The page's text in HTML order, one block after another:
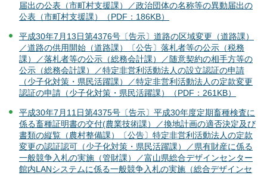
届出の公表（市町村支援課）／政治団体の名称等の異動届出の
公表（市町村支援課）（PDF：186KB）
平成30年7月13日第4376号〔告示〕道路の区域変更（道路課）
／道路の供用開始（道路課）〔公告〕落札者等の公示（税務
課）／落札者等の公示（総務会計課）／随意契約の相手方等の
公示（総務会計課）／特定非営利活動法人の設立認証の申請
（少子化対策・県民活躍課）／特定非営利活動法人の定款変更
認証の申請（少子化対策・県民活躍課）（PDF：261KB）
平成30年7月11日第4375号〔告示〕平成30年度定期畜種検査に
係る畜種証明書の交付(農業技術課）／換地計画の適否決定及び
書類の縦覧（農村整備課）〔公告〕特定非営利活動法人の定款
変更の認証認可（少子化対策・県民活躍課）／県有財産に係る
一般競争入札の実施（管財課）／富山県総合デザインセンター
館内LANシステムに係る一般競争入札の実施（総合デザインセ